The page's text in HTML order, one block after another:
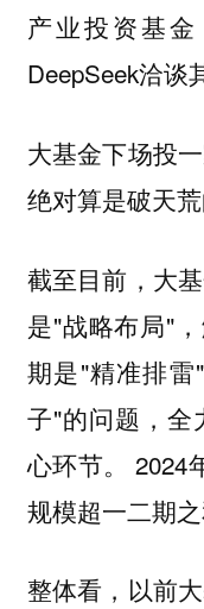
产业投资基
DeepSeek洽谈
大基金下场投
绝对算是破天荒
截至目前，大
是"战略布局"
期是"精准排
子"的问题，全
心环节。 2024
规模超一二期
整体看，以前